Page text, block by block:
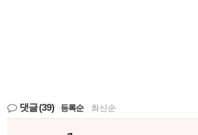
댓글(39) 등록순 최신순